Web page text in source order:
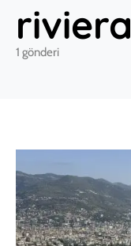
riviera
1 gönderi